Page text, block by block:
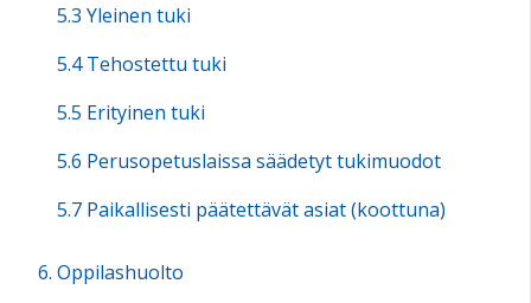
5.3 Yleinen tuki
5.4 Tehostettu tuki
5.5 Erityinen tuki
5.6 Perusopetuslaissa säädetyt tukimuodot
5.7 Paikallisesti päätettävät asiat (koottuna)
6. Oppilashuolto